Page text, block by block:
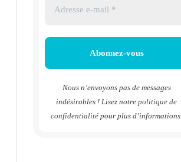
Nous n’envoyons pas de messages
indésirables ! Lisez notrepolitique de
confidentialité pour plus d’informations.